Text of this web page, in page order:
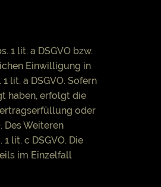
1 lit. a DSGVO bzw.
Einwilligung in
lit. a DSGVO. Sofern
haben, erfolgt die
oder
Des Weiteren
lit. c DSGVO. Die
im Einzelfall